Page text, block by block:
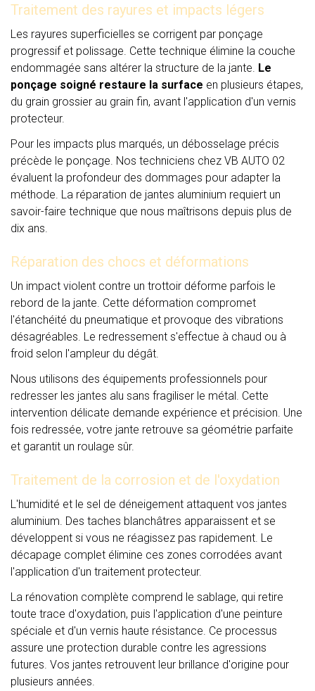
Traitement des rayures et impacts légers
Les rayures superficielles se corrigent par ponçage
progressif et polissage. Cette technique élimine la couche
endommagée sans altérer la structure de la jante. Le
ponçage soigné restaure la surface en plusieurs étapes,
du grain grossier au grain fin, avant l'application d'un vernis
protecteur.
Pour les impacts plus marqués, un débosselage précis
précède le ponçage. Nos techniciens chez VB AUTO 02
évaluent la profondeur des dommages pour adapter la
méthode. La réparation de jantes aluminium requiert un
savoir-faire technique que nous maîtrisons depuis plus de
dix ans.
Réparation des chocs et déformations
Un impact violent contre un trottoir déforme parfois le
rebord de la jante. Cette déformation compromet
l'étanchéité du pneumatique et provoque des vibrations
désagréables. Le redressement s'effectue à chaud ou à
froid selon l'ampleur du dégât.
Nous utilisons des équipements professionnels pour
redresser les jantes alu sans fragiliser le métal. Cette
intervention délicate demande expérience et précision. Une
fois redressée, votre jante retrouve sa géométrie parfaite
et garantit un roulage sûr.
Traitement de la corrosion et de l'oxydation
L'humidité et le sel de déneigement attaquent vos jantes
aluminium. Des taches blanchâtres apparaissent et se
développent si vous ne réagissez pas rapidement. Le
décapage complet élimine ces zones corrodées avant
l'application d'un traitement protecteur.
La rénovation complète comprend le sablage, qui retire
toute trace d'oxydation, puis l'application d'une peinture
spéciale et d'un vernis haute résistance. Ce processus
assure une protection durable contre les agressions
futures. Vos jantes retrouvent leur brillance d'origine pour
plusieurs années.